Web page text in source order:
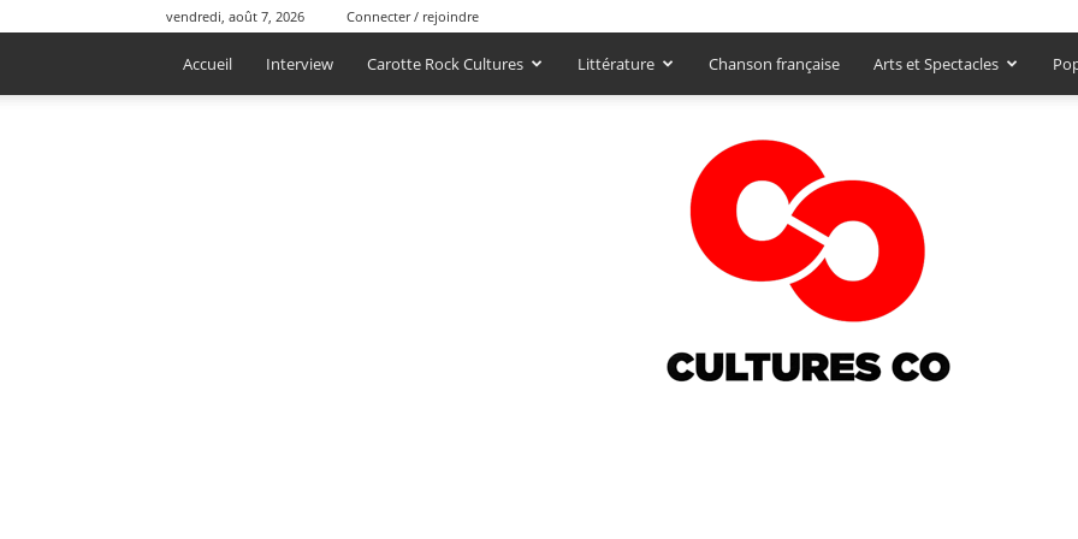
vendredi, août 7, 2026 Connecter / rejoindre
Accueil Interview Carotte Rock Cultures Littérature Chanson française Arts et Spectacles